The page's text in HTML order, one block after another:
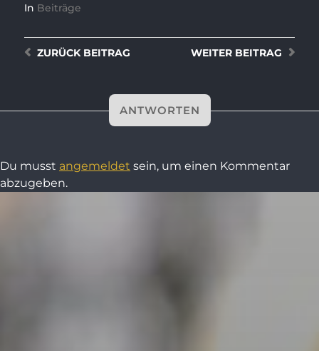
In Beiträge
WEITER BEITRAG
ZURÜCKBEITRAG
ANTWORTEN
Du musst angemeldet sein, um einen Kommentar
abzugeben.